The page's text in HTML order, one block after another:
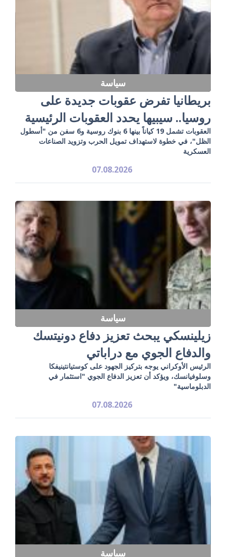
سياسة
بريطانيا تفرض عقوبات جديدة على
روسيا.. سيبيها يحدد العقوبات الرئيسية
العقوبات تشمل 19 كياناً بينها 6 بنوك روسية و6 سفن من "أسطول
الظل"، في خطوة لاستهداف تمويل الحرب وتزويد الصناعات
العسكرية
07.08.2026
سياسة
زيلينسكي يبحث تعزيز دفاع دونيتسك
والدفاع الجوي مع دراباتي
الرئيس الأوكراني يوجه بتركيز الجهود على كوستيانتينيفكا
وسلوفيانسك، ويؤكد أن تعزيز الدفاع الجوي "استثمار في
الدبلوماسية"
07.08.2026
سياسة